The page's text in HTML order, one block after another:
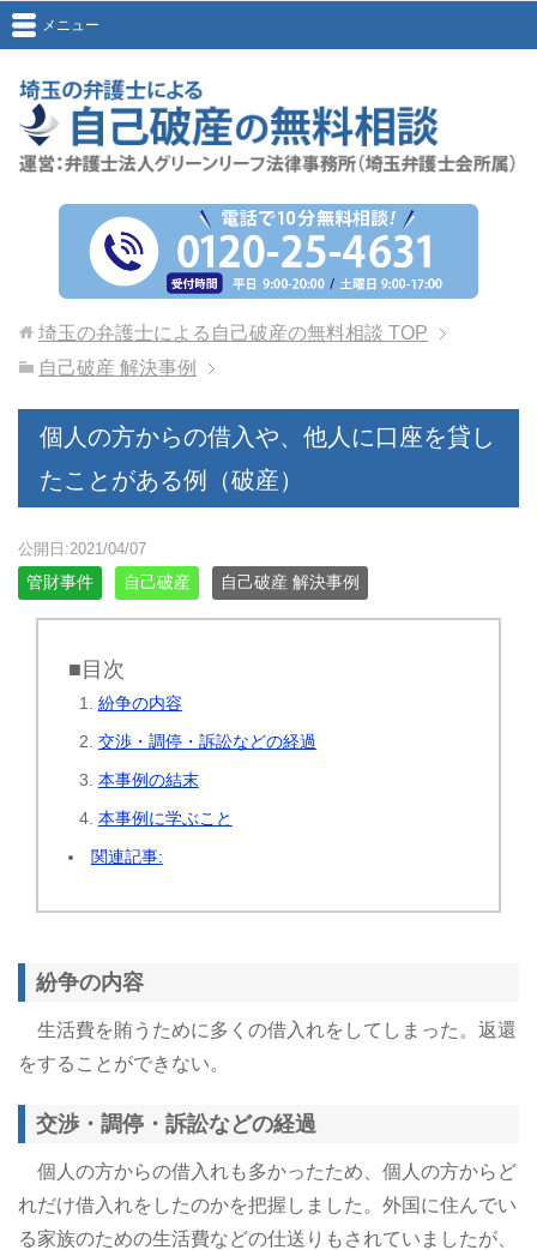
メニュー
埼玉の弁護士による自己破産の無料相談 TOP
自己破産 解決事例
個人の方からの借入や、他人に口座を貸し
たことがある例（破産）
公開日:2021/04/07
管財事件 自己破産 自己破産 解決事例
■目次
紛争の内容
交渉・調停・訴訟などの経過
本事例の結末
本事例に学ぶこと
関連記事:
紛争の内容
生活費を賄うために多くの借入れをしてしまった。返還
をすることができない。
交渉・調停・訴訟などの経過
個人の方からの借入れも多かったため、個人の方からど
れだけ借入れをしたのかを把握しました。外国に住んでい
る家族のための生活費などの仕送りもされていましたが、